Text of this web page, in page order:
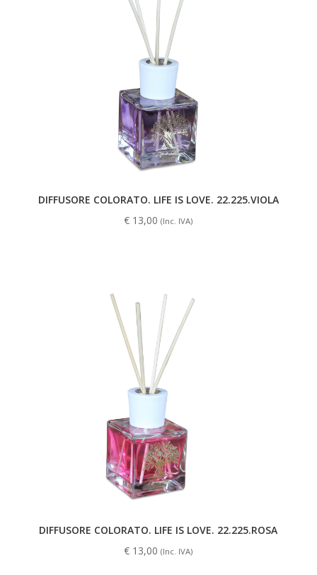
DIFFUSORE COLORATO. LIFE IS LOVE. 22.225.VIOLA
€ 13,00 (Inc. IVA)
DIFFUSORE COLORATO. LIFE IS LOVE. 22.225.ROSA
€ 13,00 (Inc. IVA)